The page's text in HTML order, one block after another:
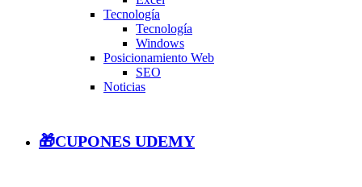
Tecnología
Tecnología
Windows
Posicionamiento Web
SEO
Noticias
🎁CUPONES UDEMY